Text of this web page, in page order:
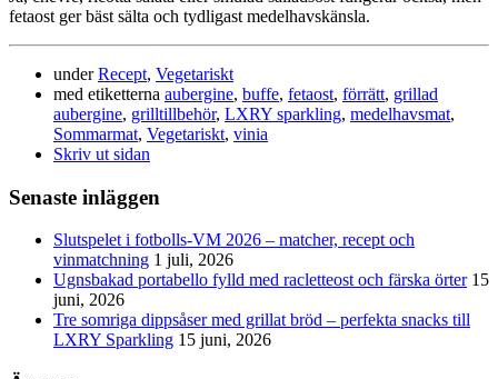
fetaost ger bäst sälta och tydligast medelhavskänsla.
under Recept, Vegetariskt
med etiketterna aubergine, buffe, fetaost, förrätt, grillad
aubergine, grilltillbehör, LXRY sparkling, medelhavsmat,
Sommarmat, Vegetariskt, vinia
Skriv ut sidan
Senaste inläggen
Slutspelet i fotbolls-VM 2026 – matcher, recept och
vinmatchning 1 juli, 2026
Ugnsbakad portabello fylld med racletteost och färska örter 15
juni, 2026
Tre somriga dippsåser med grillat bröd – perfekta snacks till
LXRY Sparkling 15 juni, 2026